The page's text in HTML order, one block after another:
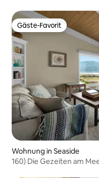
Gäste-Favorit
Gäste-Favorit
Wohnung in Seaside
160) Die Gezeiten am